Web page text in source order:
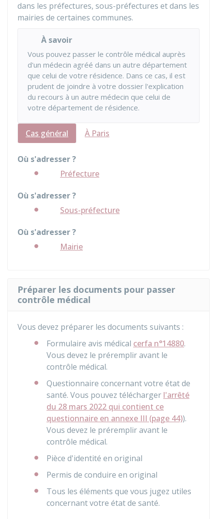
dans les préfectures, sous-préfectures et dans les
mairies de certaines communes.
À savoir
Vous pouvez passer le contrôle médical auprès
d'un médecin agréé dans un autre département
que celui de votre résidence. Dans ce cas, il est
prudent de joindre à votre dossier l'explication
du recours à un autre médecin que celui de
votre département de résidence.
Cas général À Paris
Où s'adresser ?
Préfecture
Où s'adresser ?
Sous-préfecture
Où s'adresser ?
Mairie
Préparer les documents pour passer
contrôle médical
Vous devez préparer les documents suivants :
Formulaire avis médical cerfa n°14880.
Vous devez le préremplir avant le
contrôle médical.
Questionnaire concernant votre état de
santé. Vous pouvez télécharger l'arrêté
du 28 mars 2022 qui contient ce
questionnaire en annexe III (page 44)).
Vous devez le préremplir avant le
contrôle médical.
Pièce d'identité en original
Permis de conduire en original
Tous les éléments que vous jugez utiles
concernant votre état de santé.